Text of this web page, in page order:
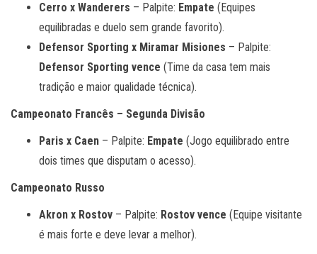
Cerro x Wanderers – Palpite: Empate (Equipes
equilibradas e duelo sem grande favorito).
Defensor Sporting x Miramar Misiones – Palpite:
Defensor Sporting vence (Time da casa tem mais
tradição e maior qualidade técnica).
Campeonato Francês – Segunda Divisão
Paris x Caen – Palpite: Empate (Jogo equilibrado entre
dois times que disputam o acesso).
Campeonato Russo
Akron x Rostov – Palpite: Rostov vence (Equipe visitante
é mais forte e deve levar a melhor).